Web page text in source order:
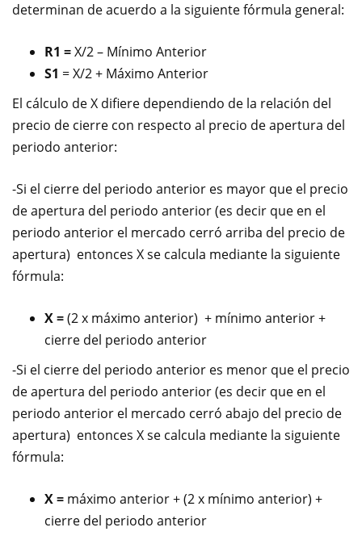
determinan de acuerdo a la siguiente fórmula general:
R1 =X/2 – Mínimo Anterior
S1 = X/2 + Máximo Anterior
El cálculo de X difiere dependiendo de la relación del
precio de cierre con respecto al precio de apertura del
periodo anterior:
-Si el cierre del periodo anterior es mayor que el precio
de apertura del periodo anterior (es decir que en el
periodo anterior el mercado cerró arriba del precio de
apertura) entonces X se calcula mediante la siguiente
fórmula:
X =(2 x máximo anterior) + mínimo anterior +
cierre del periodo anterior
-Si el cierre del periodo anterior es menor que el precio
de apertura del periodo anterior (es decir que en el
periodo anterior el mercado cerró abajo del precio de
apertura) entonces X se calcula mediante la siguiente
fórmula:
X = máximo anterior + (2 x mínimo anterior) +
cierre del periodo anterior